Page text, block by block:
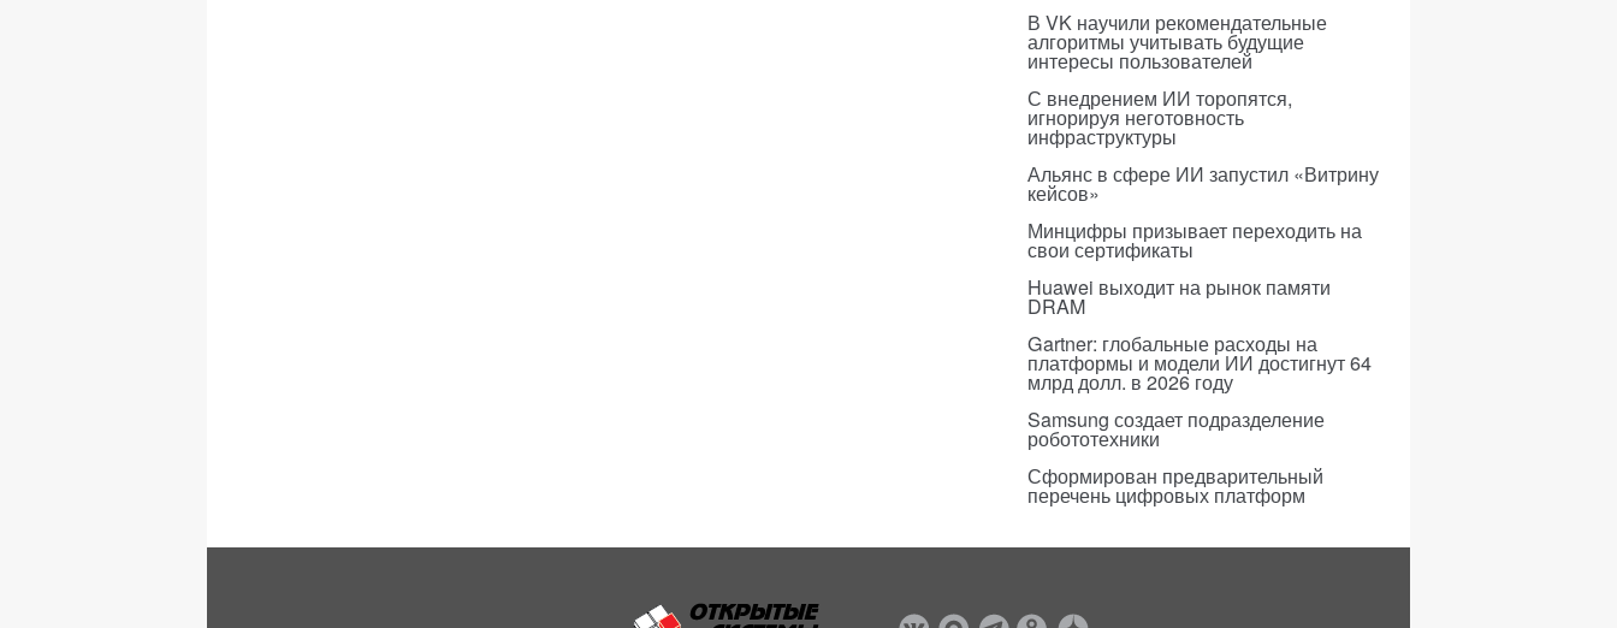
В VK научили рекомендательные
алгоритмы учитывать будущие
интересы пользователей
С внедрением ИИ торопятся,
игнорируя неготовность
инфраструктуры
Альянс в сфере ИИ запустил «Витрину
кейсов»
Минцифры призывает переходить на
свои сертификаты
Huawei выходит на рынок памяти
DRAM
Gartner: глобальные расходы на
платформы и модели ИИ достигнут 64
млрд долл. в 2026 году
Samsung создает подразделение
робототехники
Сформирован предварительный
перечень цифровых платформ